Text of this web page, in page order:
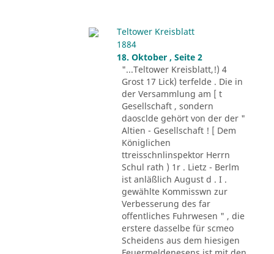
Teltower Kreisblatt
1884
18. Oktober , Seite 2
"...Teltower Kreisblatt,!) 4
Grost 17 Lick) terfelde . Die in
der Versammlung am [ t
Gesellschaft , sondern
daosclde gehört von der der "
Altien - Gesellschaft ! [ Dem
Königlichen
ttreisschnlinspektor Herrn
Schul rath ) 1r . Lietz - Berlm
ist anläßlich August d . I .
gewählte Kommisswn zur
Verbesserung des far
offentliches Fuhrwesen " , die
erstere dasselbe für scmeo
Scheidens aus dem hiesigen